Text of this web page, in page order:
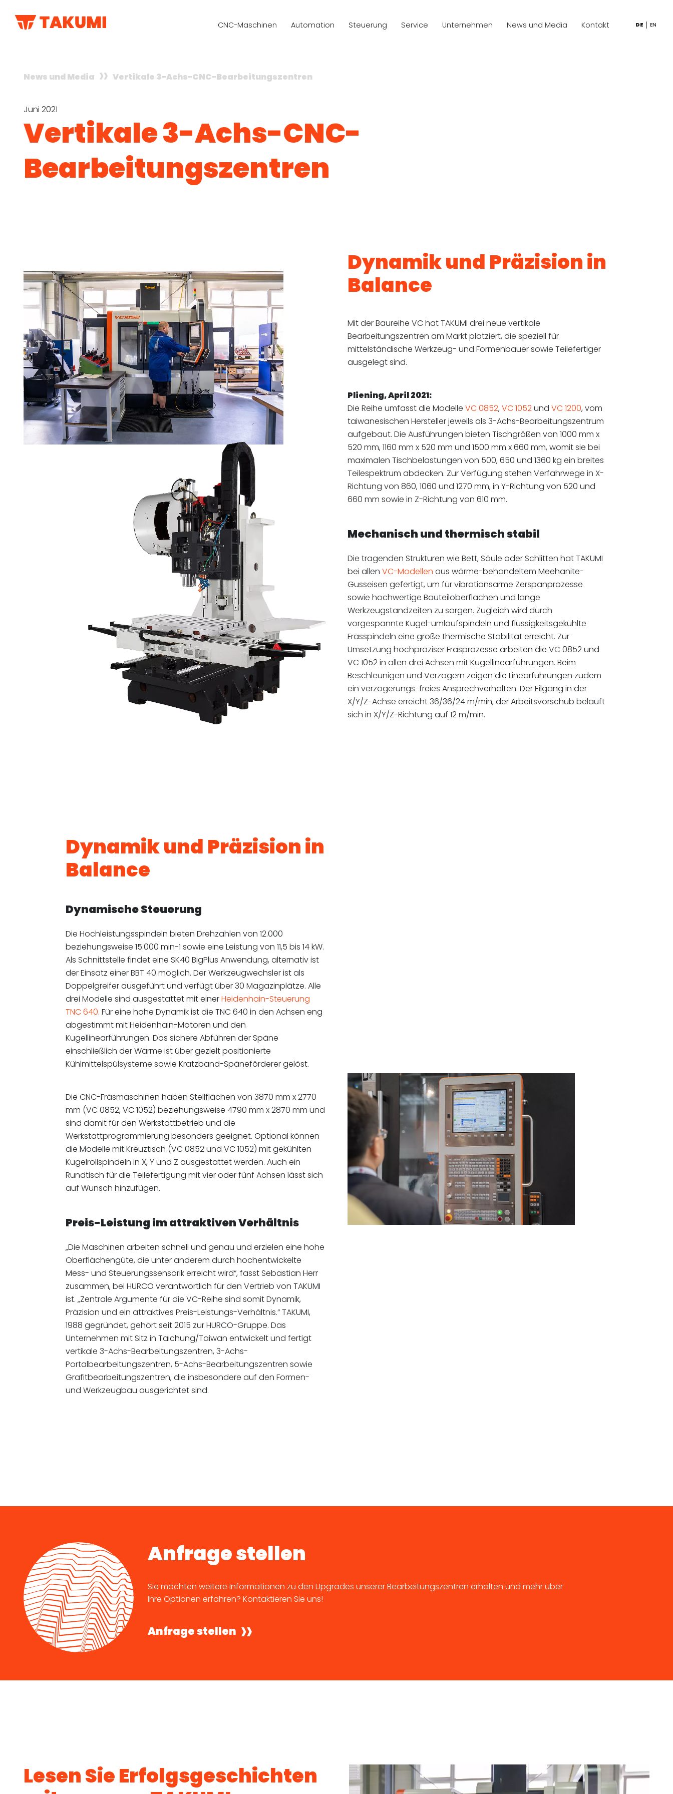
CNC-Maschinen Automation Steuerung Service Unternehmen News und Media Kontakt DE EN
News und Media Vertikale 3-Achs-CNC-Bearbeitungszentren
Juni 2021
Vertikale 3-Achs-CNC-
Bearbeitungszentren
Dynamik und Präzision in
Balance
Mit der Baureihe VC hat TAKUMI drei neue vertikale
Bearbeitungszentren am Markt platziert, die speziell für
mittelständische Werkzeug- und Formenbauer sowie Teilefertiger
ausgelegt sind.
Pliening, April 2021:
Die Reihe umfasst die Modelle VC 0852, VC 1052und VC 1200, vom
taiwanesischen Hersteller jeweils als 3-Achs-Bearbeitungszentrum
aufgebaut. Die Ausführungen bieten Tischgrößen von 1000 mm x
520 mm, 1160 mm x 520 mm und 1500 mm x 660 mm, womit sie bei
maximalen Tischbelastungen von 500, 650 und 1360 kg ein breites
Teilespektrum abdecken. Zur Verfügung stehen Verfahrwege in X-
Richtung von 860, 1060 und 1270 mm, in Y-Richtung von 520 und
660 mm sowie in Z-Richtung von 610 mm.
Mechanisch und thermisch stabil
Die tragenden Strukturen wie Bett, Säule oder Schlitten hat TAKUMI
bei allen VC-Modellen aus wärme-behandeltem Meehanite-
Gusseisen gefertigt, um für vibrationsarme Zerspanprozesse
sowie hochwertige Bauteiloberflächen und lange
Werkzeugstandzeiten zu sorgen. Zugleich wird durch
vorgespannte Kugel-umlaufspindeln und flüssigkeitsgekühlte
Frässpindeln eine große thermische Stabilität erreicht. Zur
Umsetzung hochpräziser Fräsprozesse arbeiten die VC 0852 und
VC 1052 in allen drei Achsen mit Kugellinearführungen. Beim
Beschleunigen und Verzögern zeigen die Linearführungen zudem
ein verzögerungs-freies Ansprechverhalten. Der Eilgang in der
X/Y/Z-Achse erreicht 36/36/24 m/min, der Arbeitsvorschub beläuft
sich in X/Y/Z-Richtung auf 12 m/min.
Dynamik und Präzision in
Balance
Dynamische Steuerung
Die Hochleistungsspindeln bieten Drehzahlen von 12.000
beziehungsweise 15.000 min-1 sowie eine Leistung von 11,5 bis 14 kW.
Als Schnittstelle findet eine SK40 BigPlus Anwendung, alternativ ist
der Einsatz einer BBT 40 möglich. Der Werkzeugwechsler ist als
Doppelgreifer ausgeführt und verfügt über 30 Magazinplätze. Alle
drei Modelle sind ausgestattet mit einerHeidenhain-Steuerung
TNC 640. Für eine hohe Dynamik ist die TNC 640 in den Achsen eng
abgestimmt mit Heidenhain-Motoren und den
Kugellinearführungen. Das sichere Abführen der Späne
einschließlich der Wärme ist über gezielt positionierte
Kühlmittelspülsysteme sowie Kratzband-Späneförderer gelöst.
Die CNC-Fräsmaschinen haben Stellflächen von 3870 mm x 2770
mm (VC 0852, VC 1052) beziehungsweise 4790 mm x 2870 mm und
sind damit für den Werkstattbetrieb und die
Werkstattprogrammierung besonders geeignet. Optional können
die Modelle mit Kreuztisch (VC 0852 und VC 1052) mit gekühlten
Kugelrollspindeln in X, Y und Z ausgestattet werden. Auch ein
Rundtisch für die Teilefertigung mit vier oder fünf Achsen lässt sich
auf Wunsch hinzufügen.
Preis-Leistung im attraktiven Verhältnis
„Die Maschinen arbeiten schnell und genau und erzielen eine hohe
Oberflächengüte, die unter anderem durch hochentwickelte
Mess- und Steuerungssensorik erreicht wird“, fasst Sebastian Herr
zusammen, bei HURCO verantwortlich für den Vertrieb von TAKUMI
ist. „Zentrale Argumente für die VC-Reihe sind somit Dynamik,
Präzision und ein attraktives Preis-Leistungs-Verhältnis.“ TAKUMI,
1988 gegründet, gehört seit 2015 zur HURCO-Gruppe. Das
Unternehmen mit Sitz in Taichung/Taiwan entwickelt und fertigt
vertikale 3-Achs-Bearbeitungszentren, 3-Achs-
Portalbearbeitungszentren, 5-Achs-Bearbeitungszentren sowie
Grafitbearbeitungszentren, die insbesondere auf den Formen-
und Werkzeugbau ausgerichtet sind.
Anfrage stellen
Sie möchten weitere Informationen zu den Upgrades unserer Bearbeitungszentren erhalten und mehr über
Ihre Optionen erfahren? Kontaktieren Sie uns!
Anfrage stellen
Lesen Sie Erfolgsgeschichten